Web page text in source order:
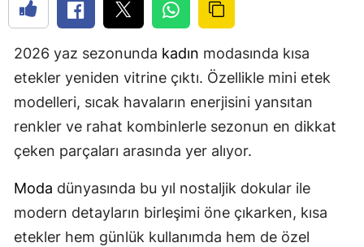
2026 yaz sezonunda kadın modasında kısa
etekler yeniden vitrine çıktı. Özellikle mini etek
modelleri, sıcak havaların enerjisini yansıtan
renkler ve rahat kombinlerle sezonun en dikkat
çeken parçaları arasında yer alıyor.
Moda dünyasında bu yıl nostaljik dokular ile
modern detayların birleşimi öne çıkarken, kısa
etekler hem günlük kullanımda hem de özel